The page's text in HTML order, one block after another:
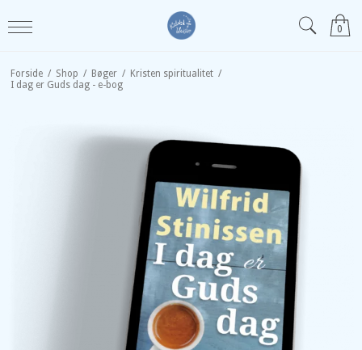
0
Forside / Shop / Bøger / Kristen spiritualitet /
I dag er Guds dag - e-bog